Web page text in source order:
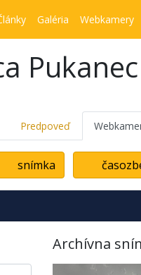
Galéria Webkamery
Pukanec
Predpoveď
snímka
Archívna